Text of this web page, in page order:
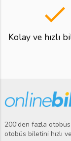
done
Kolay ve hızlı
200'den fazla
otobüs biletini hızlı